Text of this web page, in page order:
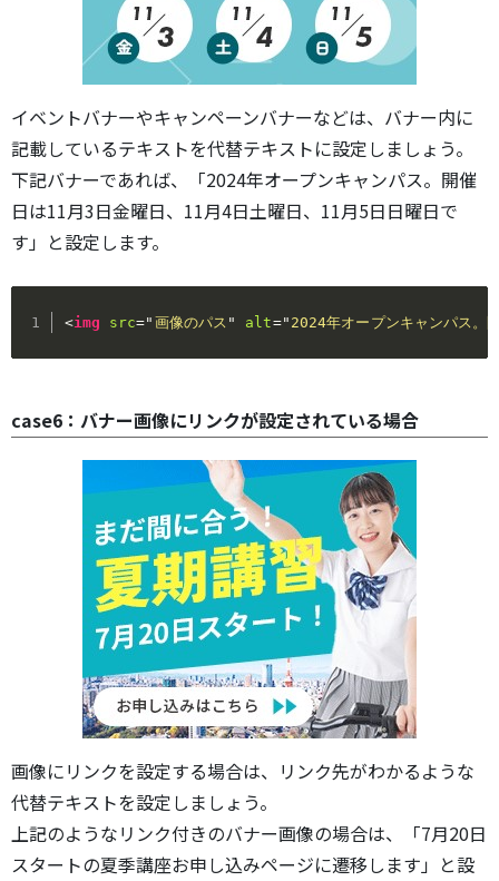
イベントバナーやキャンペーンバナーなどは、バナー内に
記載しているテキストを代替テキストに設定しましょう。
下記バナーであれば、「2024年オープンキャンパス。開催
日は11月3日金曜日、11月4日土曜日、11月5日日曜日で
す」と設定します。
<img src=" 画像のパス " alt=" 2024年オープンキャンパス。
case6：バナー画像にリンクが設定されている場合
画像にリンクを設定する場合は、リンク先がわかるような
代替テキストを設定しましょう。
上記のようなリンク付きのバナー画像の場合は、「7月20日
スタートの夏季講座お申し込みページに遷移します」と設